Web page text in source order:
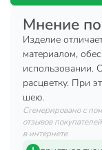
чистоту и
комфортную
заниматься
Преимущества:
мягкость и
Мнение
Изделие
материалом,
использовании.
расцветку. При
шею.
Сгенерировано с
отзывов
в интернете